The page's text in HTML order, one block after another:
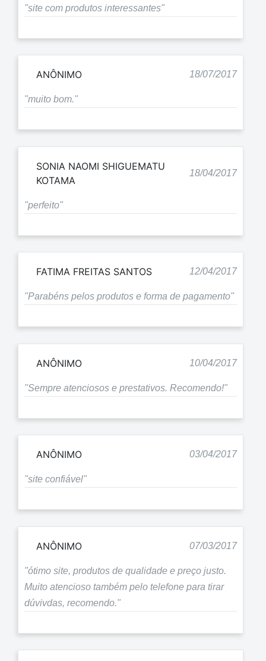
"site com produtos interessantes"
ANÔNIMO 18/07/2017
"muito bom."
SONIA NAOMI SHIGUEMATU
KOTAMA
18/04/2017
"perfeito"
FATIMA FREITAS SANTOS 12/04/2017
"Parabéns pelos produtos e forma de pagamento"
ANÔNIMO 10/04/2017
"Sempre atenciosos e prestativos. Recomendo!"
ANÔNIMO 03/04/2017
"site confiável"
ANÔNIMO 07/03/2017
"ótimo site, produtos de qualidade e preço justo.
Muito atencioso também pelo telefone para tirar
dúvivdas, recomendo."